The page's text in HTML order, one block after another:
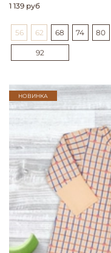
1 139 руб
56 62 68 74 80
92
НОВИНКА